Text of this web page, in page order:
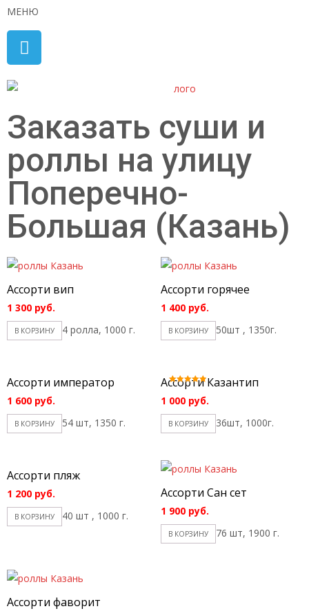
МЕНЮ
Заказать суши и
роллы на улицу
Поперечно-
Большая (Казань)
Ассорти вип
1 300 руб.
В КОРЗИНУ 4 ролла, 1000 г.
Ассорти горячее
1 400 руб.
В КОРЗИНУ 50шт , 1350г.
Ассорти император
1 600 руб.
В КОРЗИНУ 54 шт, 1350 г.
Ассорти Казантип
Оценка
из 5
1 000 руб.
В КОРЗИНУ 36шт, 1000г.
Ассорти пляж
1 200 руб.
В КОРЗИНУ 40 шт , 1000 г.
Ассорти Сан сет
1 900 руб.
В КОРЗИНУ 76 шт, 1900 г.
Ассорти фаворит